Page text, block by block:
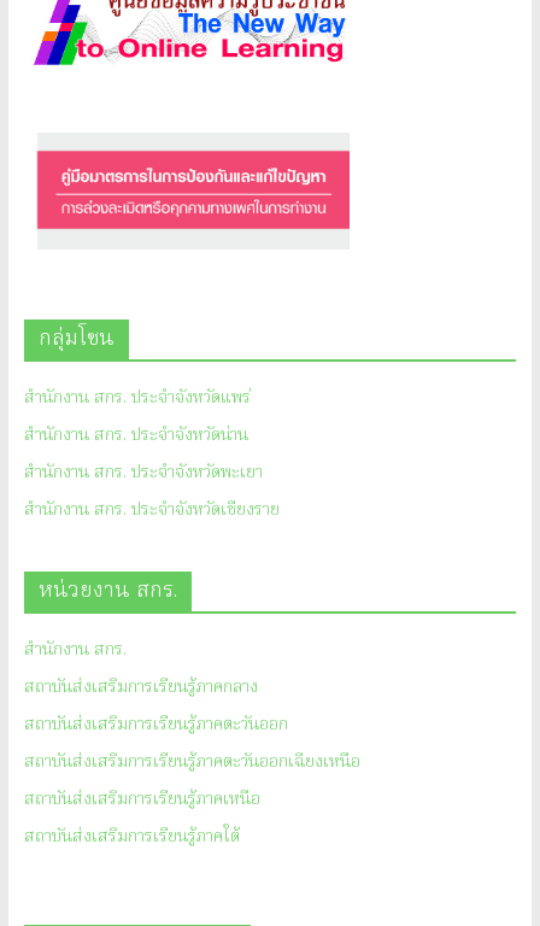
กลุ่มโซน
สำนักงาน สกร. ประจำจังหวัดแพร่
สำนักงาน สกร. ประจำจังหวัดน่าน
สำนักงาน สกร. ประจำจังหวัดพะเยา
สำนักงาน สกร. ประจำจังหวัดเชียงราย
หน่วยงาน สกร.
สำนักงาน สกร.
สถาบันส่งเสริมการเรียนรู้ภาคกลาง
สถาบันส่งเสริมการเรียนรู้ภาคตะวันออก
สถาบันส่งเสริมการเรียนรู้ภาคตะวันออกเฉียงเหนือ
สถาบันส่งเสริมการเรียนรู้ภาคเหนือ
สถาบันส่งเสริมการเรียนรู้ภาคใต้